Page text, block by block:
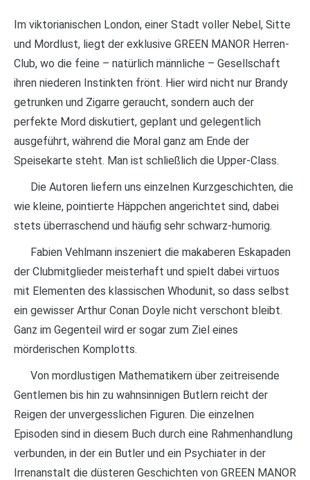
Im viktorianischen London, einer Stadt voller Nebel, Sitte
und Mordlust, liegt der exklusive GREEN MANOR Herren-
Club, wo die feine – natürlich männliche – Gesellschaft
ihren niederen Instinkten frönt. Hier wird nicht nur Brandy
getrunken und Zigarre geraucht, sondern auch der
perfekte Mord diskutiert, geplant und gelegentlich
ausgeführt, während die Moral ganz am Ende der
Speisekarte steht. Man ist schließlich die Upper-Class.
Die Autoren liefern uns einzelnen Kurzgeschichten, die
wie kleine, pointierte Häppchen angerichtet sind, dabei
stets überraschend und häufig sehr schwarz-humorig.
Fabien Vehlmann inszeniert die makaberen Eskapaden
der Clubmitglieder meisterhaft und spielt dabei virtuos
mit Elementen des klassischen Whodunit, so dass selbst
ein gewisser Arthur Conan Doyle nicht verschont bleibt.
Ganz im Gegenteil wird er sogar zum Ziel eines
mörderischen Komplotts.
Von mordlustigen Mathematikern über zeitreisende
Gentlemen bis hin zu wahnsinnigen Butlern reicht der
Reigen der unvergesslichen Figuren. Die einzelnen
Episoden sind in diesem Buch durch eine Rahmenhandlung
verbunden, in der ein Butler und ein Psychiater in der
Irrenanstalt die düsteren Geschichten von GREEN MANOR